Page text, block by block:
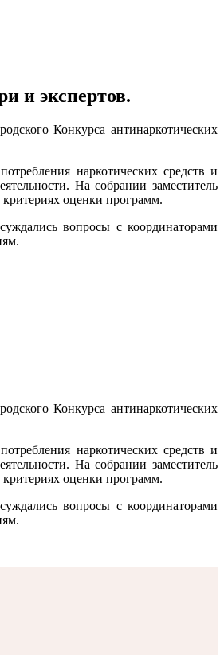
и экспертов.
Конкурса антинаркотических
наркотических средств и
На собрании заместитель
оценки программ.
вопросы с координаторами
Конкурса антинаркотических
наркотических средств и
На собрании заместитель
оценки программ.
вопросы с координаторами